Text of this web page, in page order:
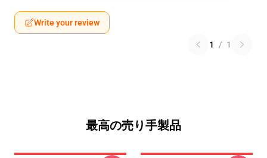
Write your review
1 / 1
最高の売り手製品